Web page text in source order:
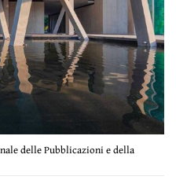
delle Pubblicazioni e della